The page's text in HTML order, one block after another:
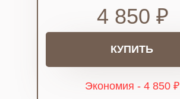
4 850 ₽
КУПИТЬ
Экономия - 4 850 ₽